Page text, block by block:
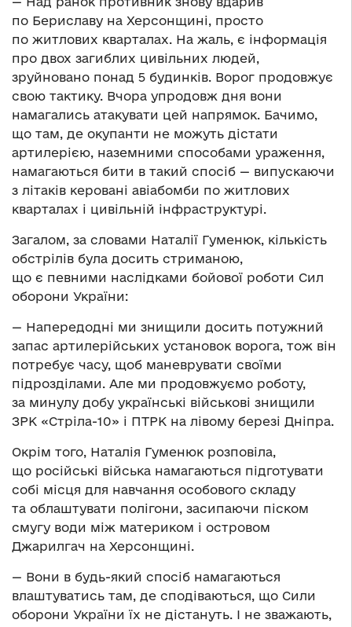
по Бериславу на Херсонщині, просто
по житлових кварталах. На жаль, є інформація
про двох загиблих цивільних людей,
зруйновано понад 5 будинків. Ворог продовжує
свою тактику. Вчора упродовж дня вони
намагались атакувати цей напрямок. Бачимо,
що там, де окупанти не можуть дістати
артилерією, наземними способами ураження,
намагаються бити в такий спосіб — випускаючи
з літаків керовані авіабомби по житлових
кварталах і цивільній інфраструктурі.
Загалом, за словами Наталії Гуменюк, кількість
обстрілів була досить стриманою,
що є певними наслідками бойової роботи Сил
оборони України:
— Напередодні ми знищили досить потужний
запас артилерійських установок ворога, тож він
потребує часу, щоб маневрувати своїми
підрозділами. Але ми продовжуємо роботу,
за минулу добу українські військові знищили
ЗРК «Стріла-10» і ПТРК на лівому березі Дніпра.
Окрім того, Наталія Гуменюк розповіла,
що російські війська намагаються підготувати
собі місця для навчання особового складу
та облаштувати полігони, засипаючи піском
смугу води між материком і островом
Джарилгач на Херсонщині.
— Вони в будь-який спосіб намагаються
влаштуватись там, де сподіваються, що Сили
оборони України їх не дістануть. І не зважають,